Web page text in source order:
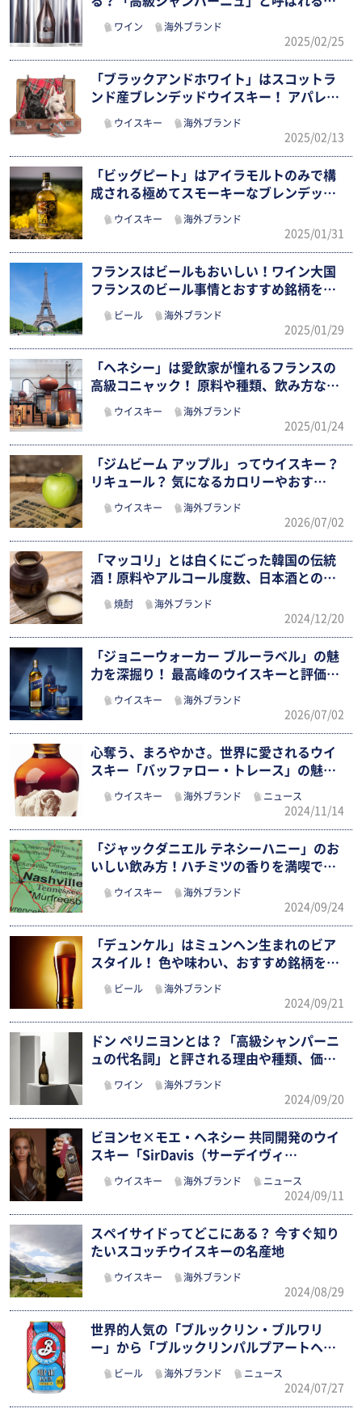
ワイン 海外ブランド
2025/02/25
「ブラックアンドホワイト」はスコットラ
ンド産ブレンデッドウイスキー！ アパレ
ウイスキー 海外ブランド
2025/02/13
「ビッグピート」はアイラモルトのみで構
成される極めてスモーキーなブレンデッド
ウイスキー 海外ブランド
2025/01/31
フランスはビールもおいしい！ワイン大国
フランスのビール事情とおすすめ銘柄をチ
ビール 海外ブランド
2025/01/29
「ヘネシー」は愛飲家が憧れるフランスの
高級コニャック！ 原料や種類、飲み方な
ウイスキー 海外ブランド
2025/01/24
「ジムビーム アップル」ってウイスキー？
リキュール？ 気になるカロリーやおす…
ウイスキー 海外ブランド
2026/07/02
「マッコリ」とは白くにごった韓国の伝統
酒！原料やアルコール度数、日本酒との違
焼酎 海外ブランド
2024/12/20
「ジョニーウォーカー ブルーラベル」の魅
力を深掘り！ 最高峰のウイスキーと評価…
ウイスキー 海外ブランド
2026/07/02
心奪う、まろやかさ。世界に愛されるウイ
スキー「バッファロー・トレース」の魅力
ウイスキー 海外ブランド ニュース
2024/11/14
「ジャックダニエル テネシーハニー」のお
いしい飲み方！ハチミツの香りを満喫で
ウイスキー 海外ブランド
2024/09/24
「デュンケル」はミュンヘン生まれのビア
スタイル！ 色や味わい、おすすめ銘柄を
ビール 海外ブランド
2024/09/21
ドン ペリニヨンとは？「高級シャンパーニ
ュの代名詞」と評される理由や種類、価
ワイン 海外ブランド
2024/09/20
ビヨンセ×モエ・ヘネシー 共同開発のウイ
スキー「SirDavis（サーデイヴィ…
ウイスキー 海外ブランド ニュース
2024/09/11
スペイサイドってどこにある？ 今すぐ知り
たいスコッチウイスキーの名産地
ウイスキー 海外ブランド
2024/08/29
世界的人気の「ブルックリン・ブルワリ
ー」から「ブルックリンパルプアートヘイ
ビール 海外ブランド ニュース
2024/07/27